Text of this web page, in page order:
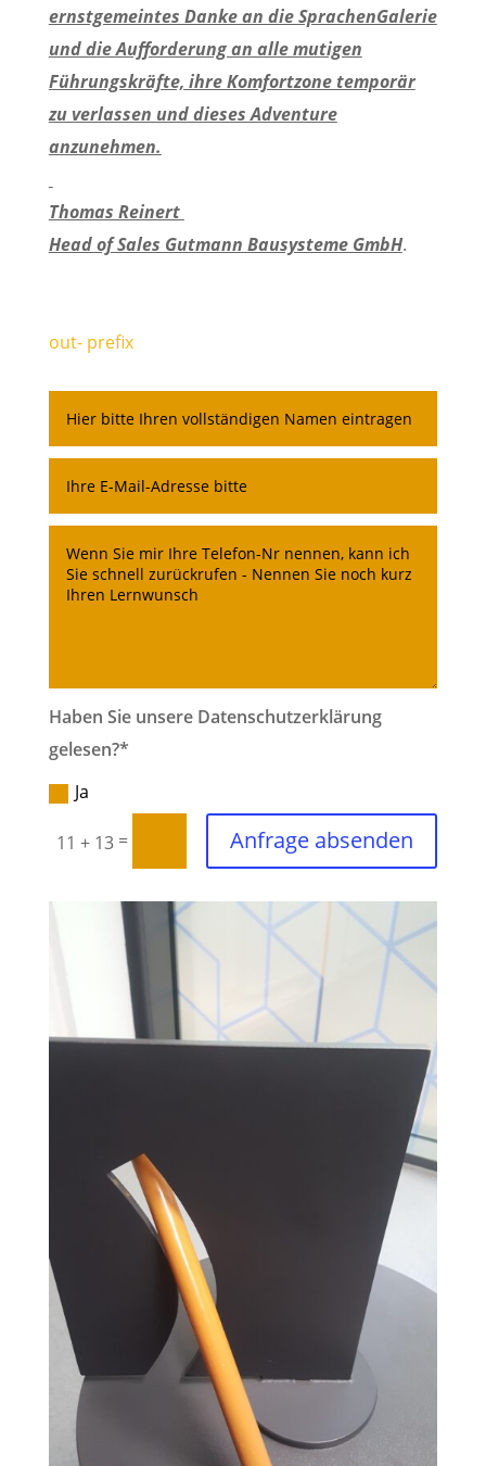
ernstgemeintes Danke an die SprachenGalerie
und die Aufforderung an alle mutigen
Führungskräfte, ihre Komfortzone temporär
zu verlassen und dieses Adventure
anzunehmen.
Thomas Reinert
Head of Sales Gutmann Bausysteme GmbH.
out- prefix
Haben Sie unsere Datenschutzerklärung
gelesen?*
Ja
11 + 13 = Anfrage absenden